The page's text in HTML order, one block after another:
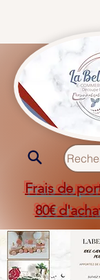
Frais de
80€